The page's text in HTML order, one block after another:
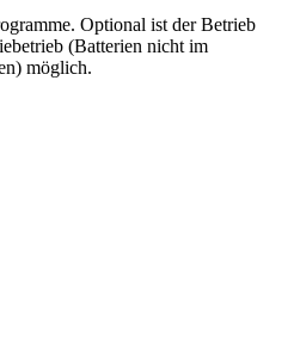
Optional ist der Betrieb
(Batterien nicht im
möglich.